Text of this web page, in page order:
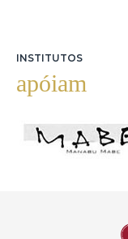
INSTITUTOS
apóiam